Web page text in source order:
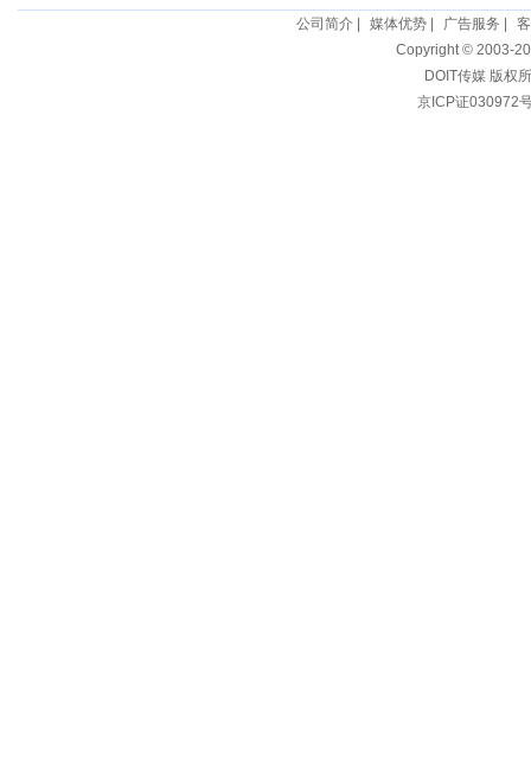
公司简介| 媒体优势| 广告服务
Copyright © 2003-
DOIT传媒 版权
京ICP证030972